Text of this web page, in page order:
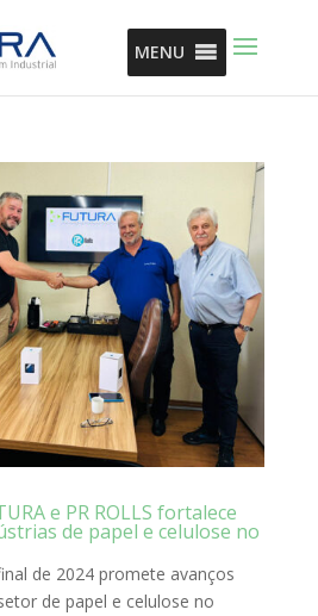
MENU
e PR ROLLS fortalece
de papel e celulose no
de 2024 promete avanços
de papel e celulose no